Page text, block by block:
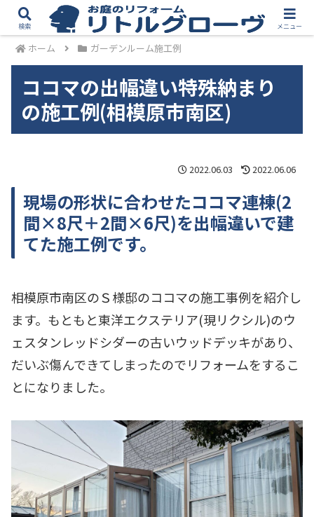
ホーム ガーデンルーム施工例
ココマの出幅違い特殊納まり
の施工例(相模原市南区)
2022.06.03 2022.06.06
現場の形状に合わせたココマ連棟(2
間×8尺＋2間×6尺)を出幅違いで建
てた施工例です。
相模原市南区のＳ様邸のココマの施工事例を紹介し
ます。もともと東洋エクステリア(現リクシル)のウ
ェスタンレッドシダーの古いウッドデッキがあり、
だいぶ傷んできてしまったのでリフォームをするこ
とになりました。
検索 メニュー